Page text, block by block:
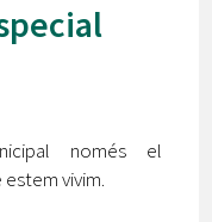
només el
vivim.